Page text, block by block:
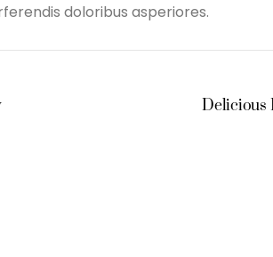
doloribus asperiores.
Delicious